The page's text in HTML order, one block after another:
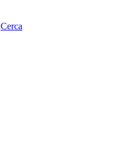
Cerca